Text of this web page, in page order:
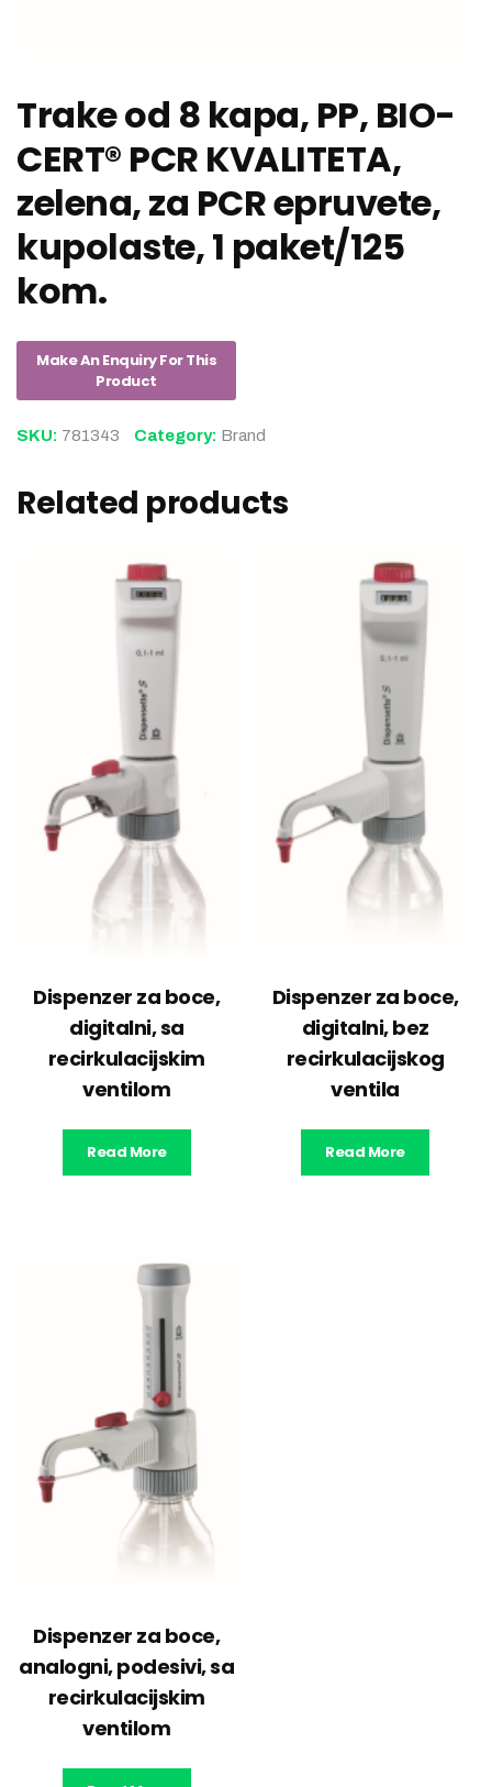
Trake od 8 kapa, PP, BIO-
CERT® PCR KVALITETA,
zelena, za PCR epruvete,
kupolaste, 1 paket/125
kom.
SKU: 781343 Category: Brand
Related products
Dispenzer za boce,
digitalni, sa
recirkulacijskim
ventilom
Read More
Dispenzer za boce,
digitalni, bez
recirkulacijskog
ventila
Read More
Dispenzer za boce,
analogni, podesivi, sa
recirkulacijskim
ventilom